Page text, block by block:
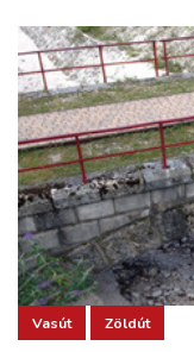
KÖZÚT
REPÜLÉS
ELLÁTÁSI LÁNC
ZÖLDÚT
Vasút Zöldút